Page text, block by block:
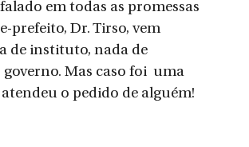
em todas as promessas
prefeito, Dr. Tirso, vem
de instituto, nada de
Mas caso foi  uma
o pedido de alguém!